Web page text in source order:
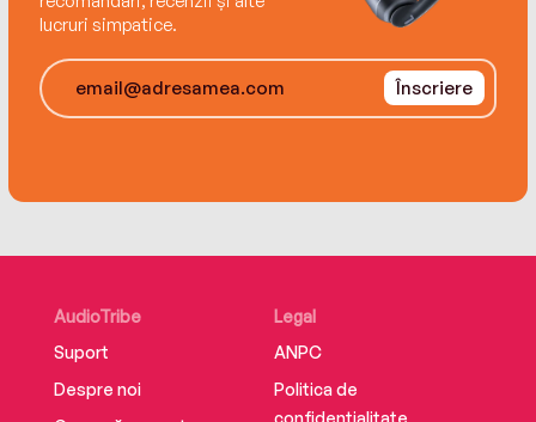
great plot. I just can't fault it.’
lucruri simpatice.
Înscriere
AudioTribe
Suport
Despre noi
Legal
ANPC
Politica de
confidențialitate